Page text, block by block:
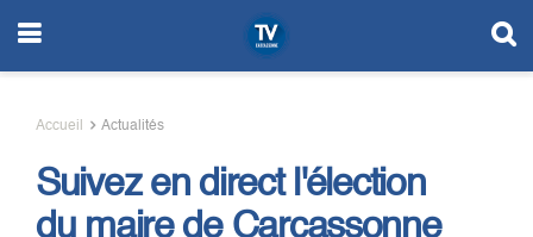
Accueil Actualités
Suivez en direct l'élection
du maire de Carcassonne